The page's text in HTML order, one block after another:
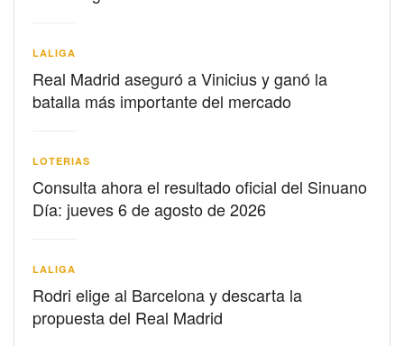
LALIGA
Real Madrid aseguró a Vinicius y ganó la
batalla más importante del mercado
LOTERIAS
Consulta ahora el resultado oficial del Sinuano
Día: jueves 6 de agosto de 2026
LALIGA
Rodri elige al Barcelona y descarta la
propuesta del Real Madrid